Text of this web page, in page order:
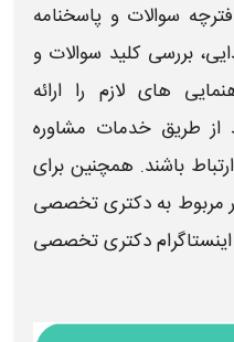
سوالات و پاسخنامه
بررسی کلید سوالات و
های لازم را ارائه
از طریقخدمات مشاوره
باشند. همچنین برای
مربوط به دکتریتخصصی
دکتریتخصصی